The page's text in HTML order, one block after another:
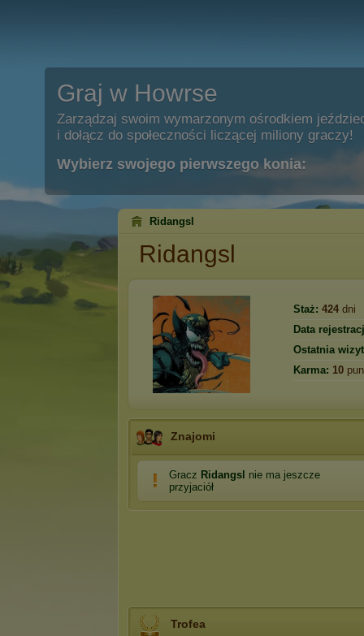
Graj w Howrse
Zarządzaj swoim wymarzonym ośrodkiem
i dołącz do społeczności liczącej miliony graczy!
Wybierz swojego pierwszego konia:
Ridangsl
Ridangsl
Staż: 424 dni
Data
Ostatnia
Karma: 10
Znajomi
Gracz Ridangsl nie ma jeszcze
przyjaciół
Trofea